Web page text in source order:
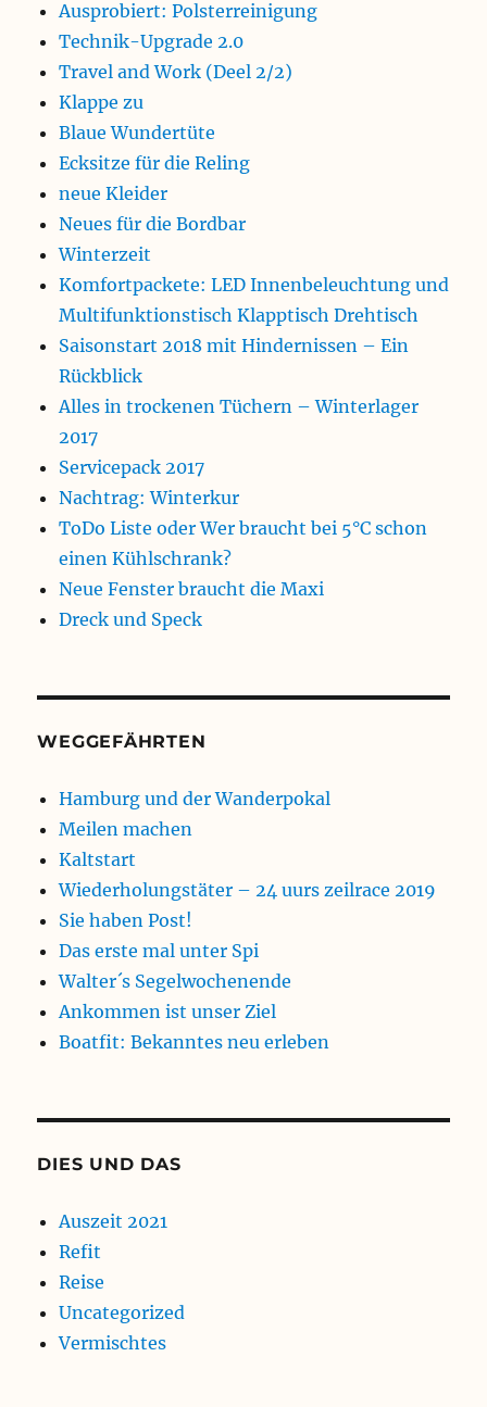
Ausprobiert: Polsterreinigung
Technik-Upgrade 2.0
Travel and Work (Deel 2/2)
Klappe zu
Blaue Wundertüte
Ecksitze für die Reling
neue Kleider
Neues für die Bordbar
Winterzeit
Komfortpackete: LED Innenbeleuchtung und
Multifunktionstisch Klapptisch Drehtisch
Saisonstart 2018 mit Hindernissen – Ein
Rückblick
Alles in trockenen Tüchern – Winterlager
2017
Servicepack 2017
Nachtrag: Winterkur
ToDo Liste oder Wer braucht bei 5°C schon
einen Kühlschrank?
Neue Fenster braucht die Maxi
Dreck und Speck
WEGGEFÄHRTEN
Hamburg und der Wanderpokal
Meilen machen
Kaltstart
Wiederholungstäter – 24 uurs zeilrace 2019
Sie haben Post!
Das erste mal unter Spi
Walter´s Segelwochenende
Ankommen ist unser Ziel
Boatfit: Bekanntes neu erleben
DIES UND DAS
Auszeit 2021
Refit
Reise
Uncategorized
Vermischtes